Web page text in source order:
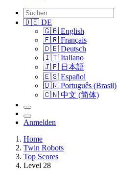
🇩🇪 DE
🇬🇧 English
🇫🇷 Français
🇩🇪 Deutsch
🇮🇹 Italiano
🇯🇵 日本語
🇪🇸 Español
🇧🇷 Português (Brasil)
🇨🇳 中文 (简体)
Anmelden
Home
Twin Robots
Top Scores
Level 28